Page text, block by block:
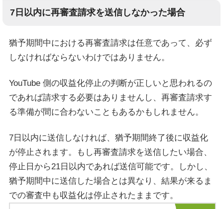
7日以内に再審査請求を送信しなかった場合
猶予期間中における再審査請求は任意であって、必ず
しなければならないわけではありません。
YouTube 側の収益化停止の判断が正しいと思われるの
であれば請求する必要はありませんし、再審査請求す
る準備が間に合わないこともあるかもしれません。
7日以内に送信しなければ、猶予期間終了後に収益化
が停止されます。もし再審査請求を送信したい場合、
停止日から21日以内であれば送信可能です。しかし、
猶予期間中に送信した場合とは異なり、結果が来るま
での審査中も収益化は停止されたままです。